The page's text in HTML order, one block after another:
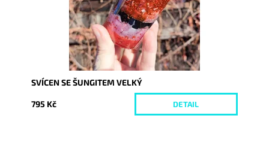
SVÍCEN SE ŠUNGITEM VELKÝ
795 Kč DETAIL